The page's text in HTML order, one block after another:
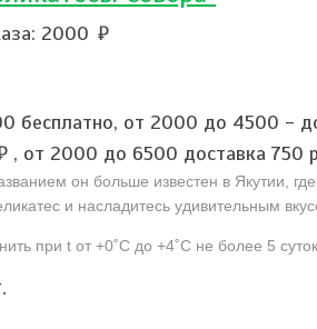
2000
бесплатно, от 2000 до 4500 -
, от 2000 до 6500 доставка 750
он больше известен в Якутии,
и насладитесь удивительным
при t от +0˚C до +4˚C не более 5